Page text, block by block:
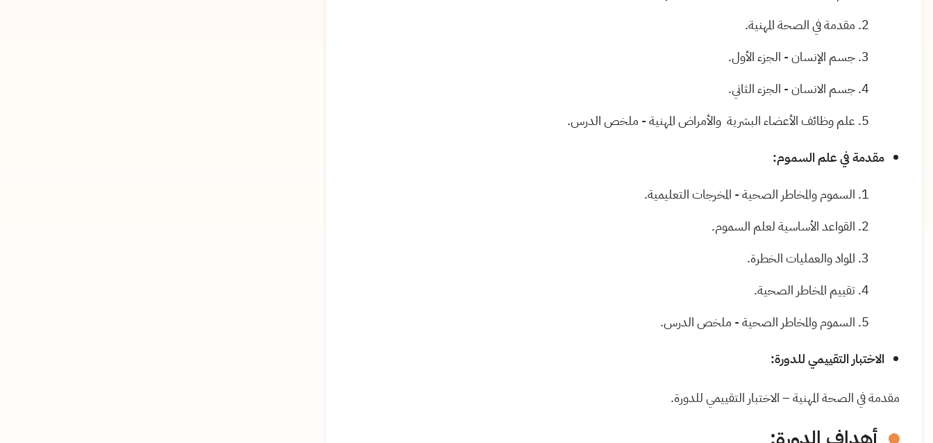
مقدمة في الصحة المهنية.
جسم الإنسان - الجزء الأول.
جسم الانسان - الجزء الثاني.
علم وظائف الأعضاء البشرية والأمراض المهنية - ملخص الدرس.
مقدمة في علم السموم:
السموم والمخاطر الصحية - المخرجات التعليمية.
القواعد الأساسية لعلم السموم.
المواد والعمليات الخطرة.
تقييم المخاطر الصحية.
السموم والمخاطر الصحية - ملخص الدرس.
الاختبار التقييمي للدورة:
مقدمة في الصحة المهنية – الاختبار التقييمي للدورة.